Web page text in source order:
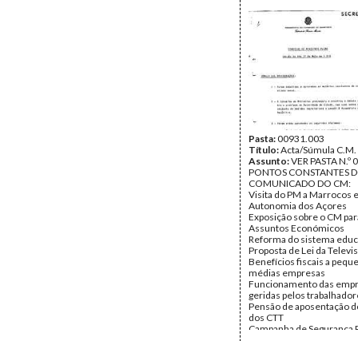
Concessão de avales do
empresas MAAL -
Portugal - Indústria
(retirado)
Manutenção do sistema
moratórias à Navotel -
Empreendimentos
Touring Club de
Atribuições e
Grupo de Fomento de
de Importações (retirado)
Obs.: Reunião realizada
16 de Maio de 1978.
Data:Sábado, 13 de
Fundo:AMS - Arquivo
Tipo Documental:ACTAS
Página(s): 2
Pasta:00931.003
Título:Acta/Súmula C.M.
Assunto:VER PASTA N.º
PONTOS CONSTANTES
COMUNICADO DO CM:
Visita do PM a Marrocos
Autonomia dos Açores
Exposição sobre o CM
Assuntos Económicos
Reforma do sistema
Proposta de Lei da
Benefícios fiscais a
médias empresas
Funcionamento das
geridas pelos
Pensão de aposentação
dos CTT
Campanha de Segurança